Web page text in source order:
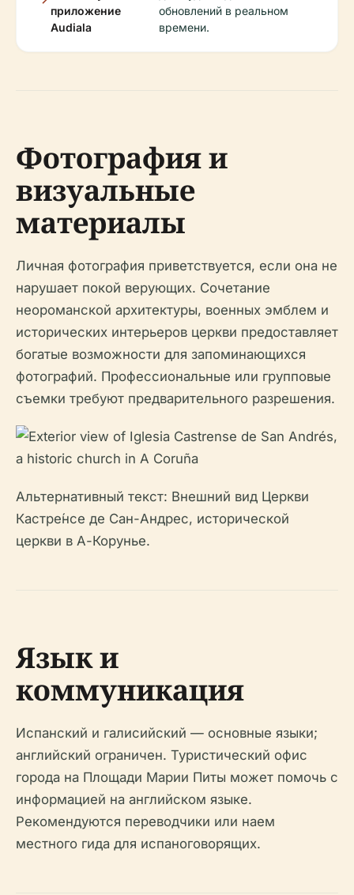
приложение
Audiala
обновлений в реальном
времени.
Фотография и
визуальные
материалы
Личная фотография приветствуется, если она не
нарушает покой верующих. Сочетание
неороманской архитектуры, военных эмблем и
исторических интерьеров церкви предоставляет
богатые возможности для запоминающихся
фотографий. Профессиональные или групповые
съемки требуют предварительного разрешения.
Альтернативный текст: Внешний вид Церкви
Кастре́нсе де Сан-Андрес, исторической
церкви в А-Корунье.
Язык и
коммуникация
Испанский и галисийский — основные языки;
английский ограничен. Туристический офис
города на Площади Марии Питы может помочь с
информацией на английском языке.
Рекомендуются переводчики или наем
местного гида для испаноговорящих.